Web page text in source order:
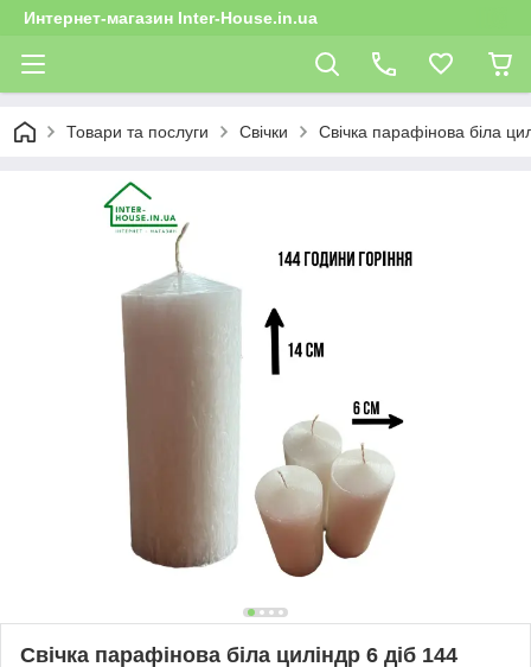
Интернет-магазин Inter-House.in.ua
Товари та послуги Свічки Свічка парафінова біла
Свічка парафінова біла циліндр 6 діб 144